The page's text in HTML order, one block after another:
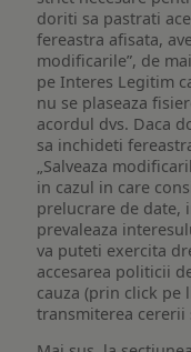
doriti sa pastrati
fereastra afisata,
modificarile”, de
pe Interes Legitim
nu se plaseaza
acordul dvs. Daca
sa inchideti
„Salveaza
in cazul in care
prelucrare de date,
prevaleaza
va puteti exercita
accesarea politicii
cauza (prin click pe
transmiterea cererii